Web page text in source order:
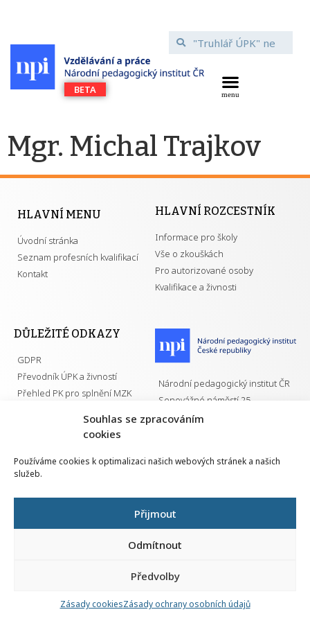
Souhlas se zpracováním
cookies
Používáme cookies k optimalizaci našich webových stránek a našich
služeb.
Přijmout
Odmítnout
Předvolby
Zásady cookiesZásady ochrany osobních údajů
Mgr. Michal Trajkov
HLAVNÍ MENU
Úvodní stránka
Seznam profesních kvalifikací
Kontakt
HLAVNÍ ROZCESTNÍK
Informace pro školy
Vše o zkouškách
Pro autorizované osoby
Kvalifikace a živnosti
DŮLEŽITÉ ODKAZY
GDPR
Převodník ÚPK a živností
Přehled PK pro splnění MZK
Národní pedagogický institut ČR
Senovážné náměstí 25
110 00 Praha 1